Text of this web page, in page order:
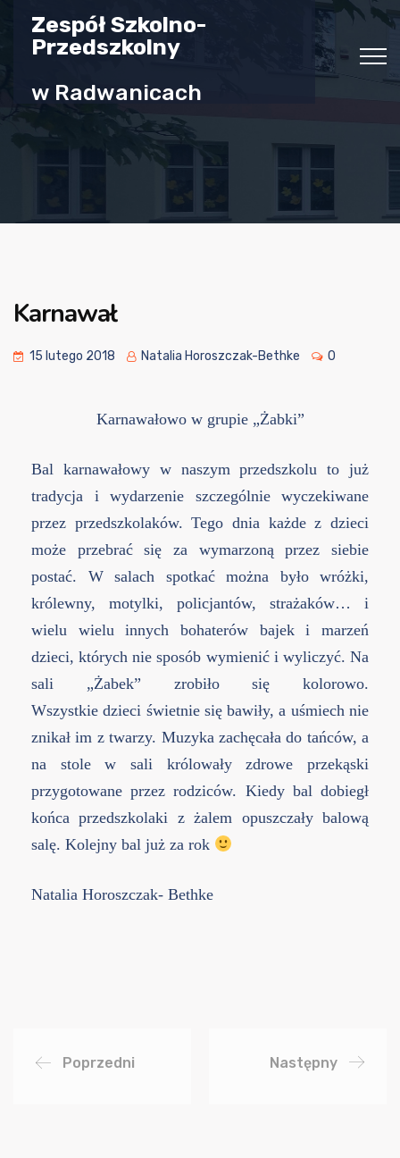
Zespół Szkolno-
Przedszkolny
w Radwanicach
Karnawał
15 lutego 2018 Natalia Horoszczak-Bethke 0
Karnawałowo w grupie „Żabki”
Bal karnawałowy w naszym przedszkolu to już
tradycja i wydarzenie szczególnie wyczekiwane
przez przedszkolaków. Tego dnia każde z dzieci
może przebrać się za wymarzoną przez siebie
postać. W salach spotkać można było wróżki,
królewny, motylki, policjantów, strażaków… i
wielu wielu innych bohaterów bajek i marzeń
dzieci, których nie sposób wymienić i wyliczyć. Na
sali „Żabek” zrobiło się kolorowo.
Wszystkiedzieci świetnie się bawiły, a uśmiech nie
znikał im z twarzy. Muzyka zachęcała do tańców, a
na stole w sali królowały zdrowe przekąski
przygotowane przez rodziców. Kiedy bal dobiegł
końca przedszkolaki z żalem opuszczały balową
salę. Kolejny bal już za rok
Natalia Horoszczak- Bethke
Poprzedni Następny